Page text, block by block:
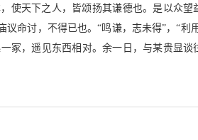
使天下之人，皆颂扬其谦德也。是以众
命讨，不得已也。“鸣谦，志未得”，“利
，遥见东西相对。余一日，与某贵显